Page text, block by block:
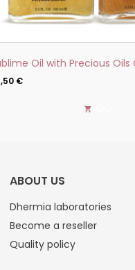
Oil with Precious Oils
€
ABOUT US
Dhermia laboratories
Become a reseller
Quality policy